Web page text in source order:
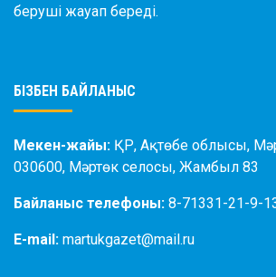
беруші жауап береді.
БІЗБЕН БАЙЛАНЫС
Мекен-жайы: ҚР, Ақтөбе облысы,
030600, Мәртөк селосы, Жамбыл 83
Байланыс телефоны: 8-71331-21-9-
E-mail: martukgazet@mail.ru